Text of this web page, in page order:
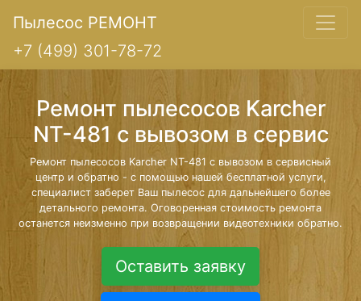
Пылесос РЕМОНТ
+7 (499) 301-78-72
Ремонт пылесосов Karcher
NT-481 с вывозом в сервис
Ремонт пылесосов Karcher NT-481 с вывозом в сервисный
центр и обратно - с помощью нашей бесплатной услуги,
специалист заберет Ваш пылесос для дальнейшего более
детального ремонта. Оговоренная стоимость ремонта
останется неизменно при возвращении видеотехники обратно.
Оставить заявку